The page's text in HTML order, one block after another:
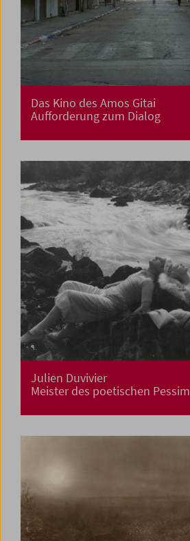
Das Kino des Amos Gitai
Aufforderung zum Dialog
Julien Duvivier
Meister des poetischen